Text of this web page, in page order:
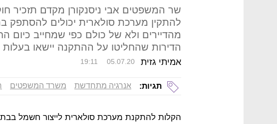
שר המשפטים אבי ניסנקורן מקדם תזכיר חוק
להתקין מערכת סולארית יכולים להסתפק
מהדיירים ולא של כולם כפי שמחייב כיום
הדירות שהחליטו על ההתקנה יישאו
אמיתי גזית 19:11 05.07.20
תגיות: אנרגיה מתחדשת משרד המשפטים
הקלות להתקנת מערכת סולארית לייצור חשמל